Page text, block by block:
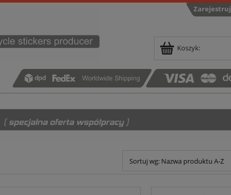
Koszyk:
Sortuj wg: Nazwa produktu A-Z